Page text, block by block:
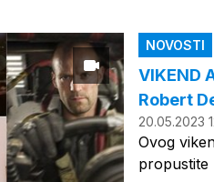
NOVOSTI
VIKEND
Robert
20.05.2023
Ovog
propustite